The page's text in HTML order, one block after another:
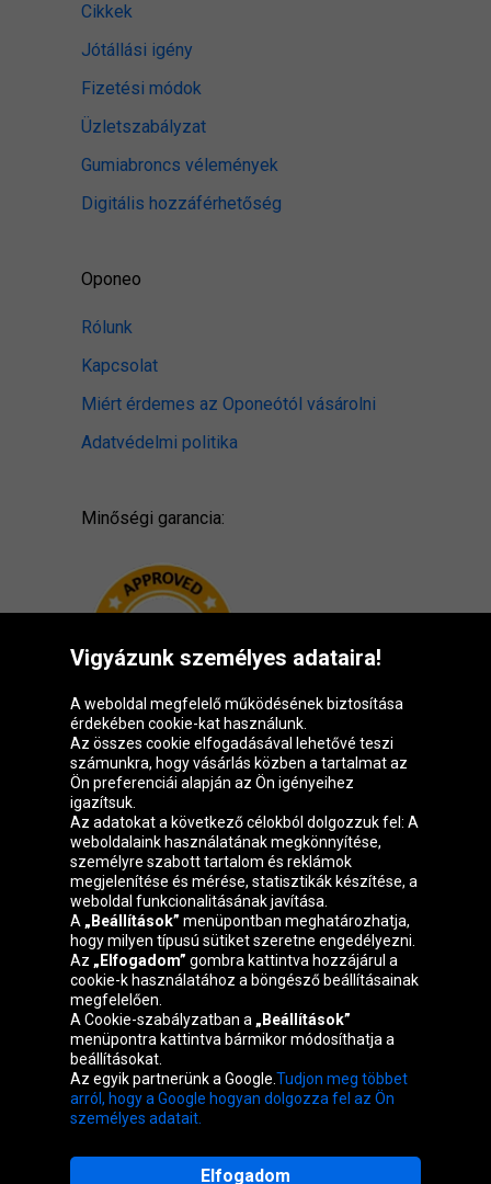
Cikkek
Jótállási igény
Fizetési módok
Üzletszabályzat
Gumiabroncs vélemények
Digitális hozzáférhetőség
Oponeo
Rólunk
Kapcsolat
Miért érdemes az Oponeótól vásárolni
Adatvédelmi politika
Minőségi garancia:
Oponeo csoport
Belgique
Česká
republika
Deutschland
España
Österreich Polska
Slovenská
republika
United
Kingdom
Vigyázunk személyes adataira!
A weboldal megfelelő működésének biztosítása
érdekében cookie-kat használunk.
Az összes cookie elfogadásával lehetővé teszi
számunkra, hogy vásárlás közben a tartalmat az
Ön preferenciái alapján az Ön igényeihez
igazítsuk.
Az adatokat a következő célokból dolgozzuk fel: A
weboldalaink használatának megkönnyítése,
személyre szabott tartalom és reklámok
megjelenítése és mérése, statisztikák készítése, a
weboldal funkcionalitásának javítása.
A „Beállítások” menüpontban meghatározhatja,
hogy milyen típusú sütiket szeretne engedélyezni.
Az „Elfogadom” gombra kattintva hozzájárul a
cookie-k használatához a böngésző beállításainak
megfelelően.
A Cookie-szabályzatban a „Beállítások”
menüpontra kattintva bármikor módosíthatja a
beállításokat.
Az egyik partnerünk a Google. Tudjon meg többet
arról, hogy a Google hogyan dolgozza fel az Ön
személyes adatait.
Elfogadom